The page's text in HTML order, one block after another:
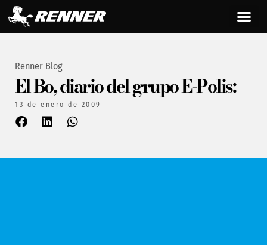
Renner Blog
El Bo, diario del grupo E-Polis:
13 de enero de 2009